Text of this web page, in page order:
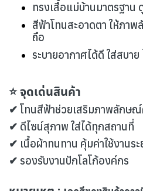
ทรงเสื้อแม่บ้านมาตรฐาน
สีฟ้าโทนสะอาดตา ให้ภา
ถือ
ระบายอากาศได้ดี ใส่สบาย
⭐ จุดเด่นสินค้า
✔ โทนสีฟ้าช่วยเสริมภาพลักษณ์
✔ ดีไซน์สุภาพ ใส่ได้ทุกสถานที่
✔ เนื้อผ้าทนทาน คุ้มค่าใช้งานระ
✔ รองรับงานปักโลโก้องค์กร